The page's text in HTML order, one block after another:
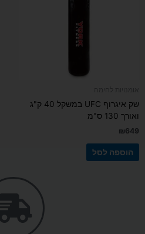
שק איגרוף UFC במשקל 40 ק"ג
ואורך 130 ס"מ
₪649
הוספה לסל